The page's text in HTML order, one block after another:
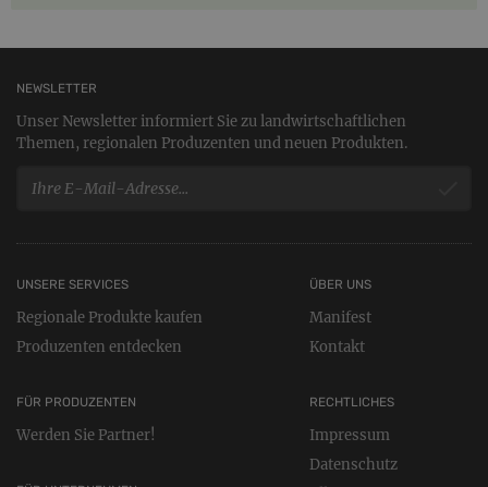
NEWSLETTER
Unser Newsletter informiert Sie zu landwirtschaftlichen
Themen, regionalen Produzenten und neuen Produkten.
UNSERE SERVICES
Regionale Produkte kaufen
Produzenten entdecken
FÜR PRODUZENTEN
Werden Sie Partner!
RECHTLICHES
Impressum
Datenschutz
ÜBER UNS
Manifest
Kontakt